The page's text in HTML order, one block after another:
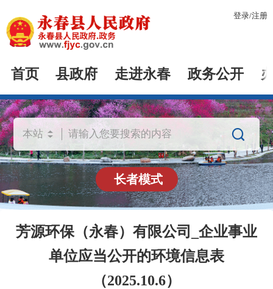
登录/注册
首页 县政府 走进永春 政务公开

长者模式
芳源环保（永春）有限公司_企业事业
单位应当公开的环境信息表
（2025.10.6）